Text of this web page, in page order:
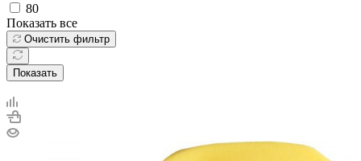
80
Показать все
Очистить фильтр
Показать